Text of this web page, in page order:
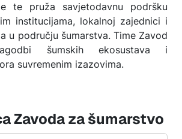
te pruža savjetodavnu podršku
institucijama, lokalnoj zajednici i
u području šumarstva. Time Zavod
šumskih ekosustava i
suvremenim izazovima.
Zavoda za šumarstvo